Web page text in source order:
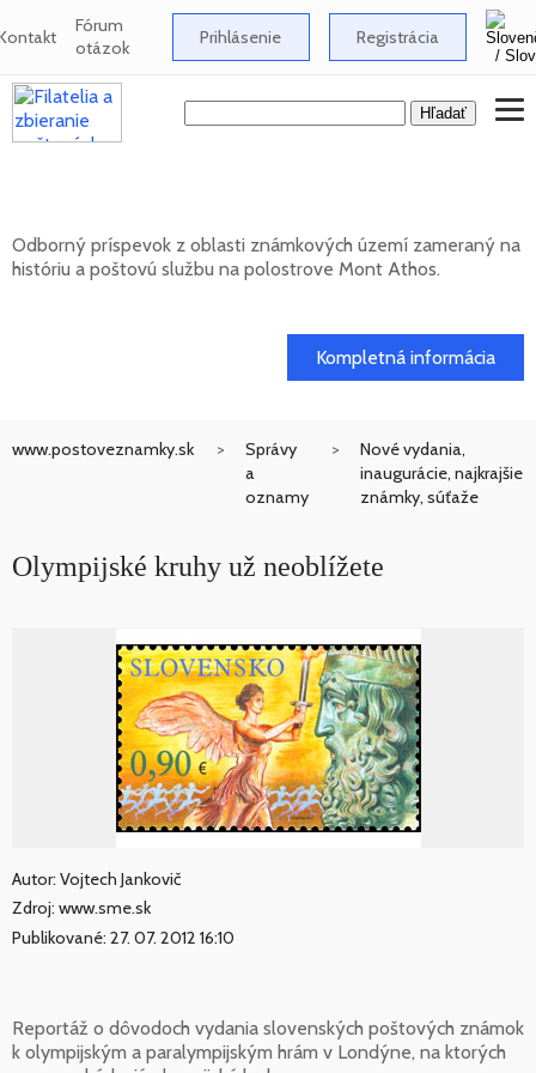
Fórum
otázok Prihlásenie Registrácia
Odborný príspevok z oblasti známkových území zameraný na
históriu a poštovú službu na polostrove Mont Athos.
Kompletná informácia
www.postoveznamky.sk
Správy
a
oznamy
Nové vydania,
inaugurácie, najkrajšie
známky, súťaže
Olympijské kruhy už neoblížete
Autor: Vojtech Jankovič
Zdroj: www.sme.sk
Publikované: 27. 07. 2012 16:10
Reportáž o dôvodoch vydania slovenských poštových známok
k olympijským a paralympijským hrám v Londýne, na ktorých